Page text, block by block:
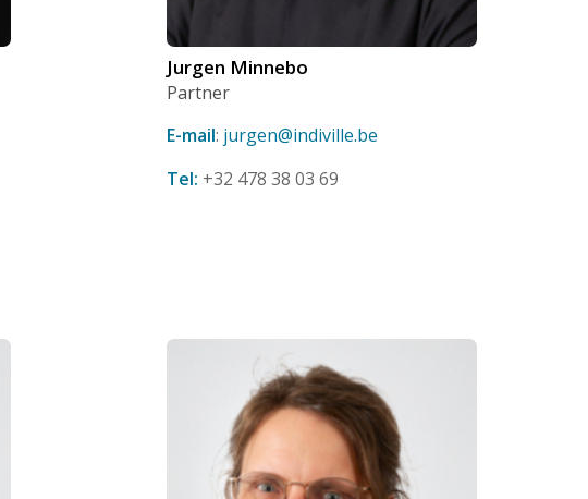
Jurgen Minnebo
Partner
E-mail: jurgen@indiville.be
Tel: +32 478 38 03 69